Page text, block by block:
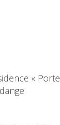
« Porte